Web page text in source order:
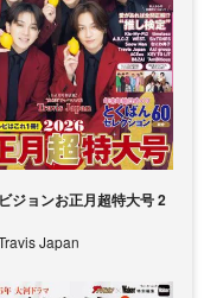
ジョンお正月超特大号 2
Japan